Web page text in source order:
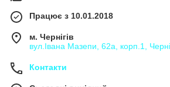
Працює з 10.01.2018
м. Чернігів
вул.Івана Мазепи, 62а, корп.1,
Контакти